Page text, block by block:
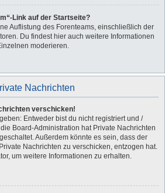
Link auf der Startseite?
Auflistung des Forenteams, einschließlich der
Du findest hier auch weitere Informationen
moderieren.
Nachrichten
verschicken!
Entweder bist du nicht registriert und /
Board-Administration hat Private Nachrichten
Außerdem könnte es sein, dass der
Nachrichten zu verschicken, entzogen hat.
um weitere Informationen zu erhalten.